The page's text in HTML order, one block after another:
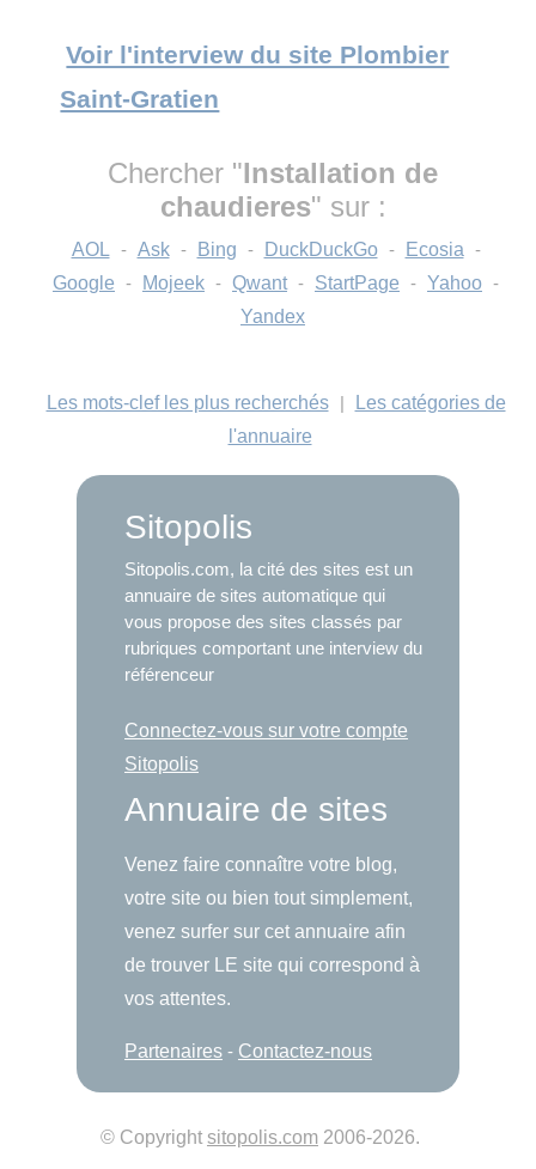
Voir l'interview du site Plombier
Saint-Gratien
Chercher "Installation de
chaudieres" sur :
AOL - Ask - Bing - DuckDuckGo - Ecosia -
Google - Mojeek - Qwant - StartPage - Yahoo -
Yandex
Les mots-clef les plus recherchés |
Les catégories de
l'annuaire
Sitopolis
Sitopolis.com, la cité des sites est un
annuaire de sites automatique qui
vous propose des sites classés par
rubriques comportant une interview du
référenceur
Connectez-vous sur votre compte
Sitopolis
Annuaire de sites
Venez faire connaître votre blog,
votre site ou bien tout simplement,
venez surfer sur cet annuaire afin
de trouver LE site qui correspond à
vos attentes.
Partenaires - Contactez-nous
© Copyright sitopolis.com 2006-2026.